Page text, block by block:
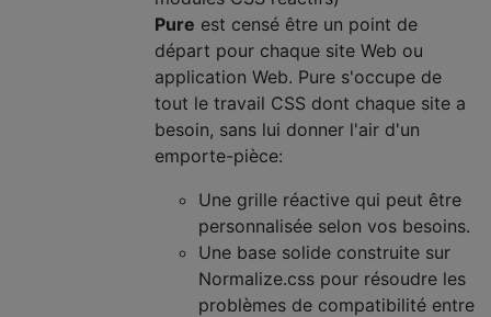
Pure est censé être un point de
départ pour chaque site Web ou
application Web. Pure s'occupe de
tout le travail CSS dont chaque site a
besoin, sans lui donner l'air d'un
emporte-pièce:
Une grille réactive qui peut être
personnalisée selon vos besoins.
Une base solide construite sur
Normalize.css pour résoudre les
problèmes de compatibilité entre